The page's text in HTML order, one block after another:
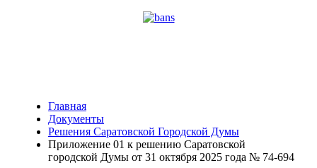
Главная
Документы
Решения Саратовской Городской Думы
Приложение 01 к решению Саратовской
городской Думы от 31 октября 2025 года № 74-694